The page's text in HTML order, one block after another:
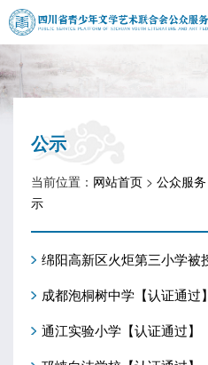
公示
当前位置： 网站首页 > 公众服务
示
成都泡桐树中学【认证通过】
通江实验小学【认证通过】